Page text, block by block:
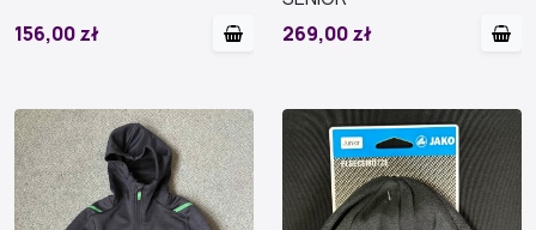
156,00 zł
269,00 zł